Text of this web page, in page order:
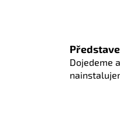
Dojedeme a